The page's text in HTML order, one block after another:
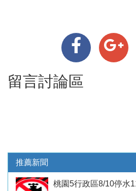
留言討論區
推薦新聞
桃園5行政區8/10停